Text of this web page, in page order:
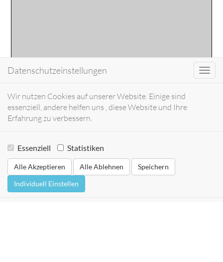
Datenschutzeinstellungen
Wir nutzen Cookies auf unserer Website. Einige sind
essenziell, andere helfen uns , diese Website und Ihre
Erfahrung zu verbessern.
Essenziell Statistiken
Alle Akzeptieren Alle Ablehnen
Speichern
Individuell Einstellen